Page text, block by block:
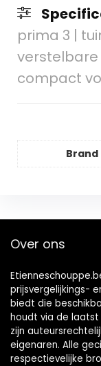
prima 3 |
verstelbare
compact
Brand
Over ons
prijsvergelijkings-
biedt die
houdt via de
zijn
eigenaren. Alle
respectievelijke